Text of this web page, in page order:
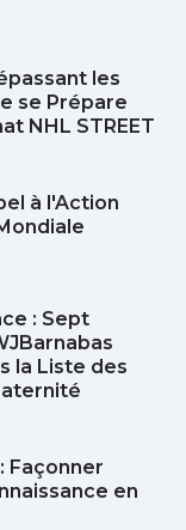
les
se Prépare
NHL STREET
à l'Action
: Sept
la Liste des
Façonner
en